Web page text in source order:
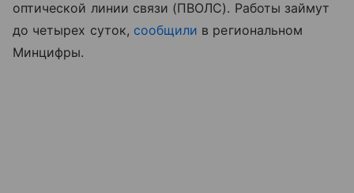
оптической линии связи (ПВОЛС). Работы займут
до четырех суток, сообщили в региональном
Минцифры.